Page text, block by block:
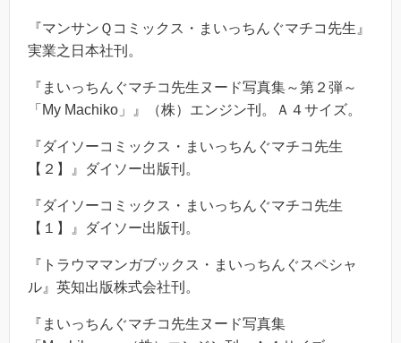
『マンサンＱコミックス・まいっちんぐマチコ先生』
実業之日本社刊。
『まいっちんぐマチコ先生ヌード写真集～第２弾～
「My Machiko」』（株）エンジン刊。Ａ４サイズ。
『ダイソーコミックス・まいっちんぐマチコ先生
【２】』ダイソー出版刊。
『ダイソーコミックス・まいっちんぐマチコ先生
【１】』ダイソー出版刊。
『トラウママンガブックス・まいっちんぐスペシャ
ル』英知出版株式会社刊。
『まいっちんぐマチコ先生ヌード写真集